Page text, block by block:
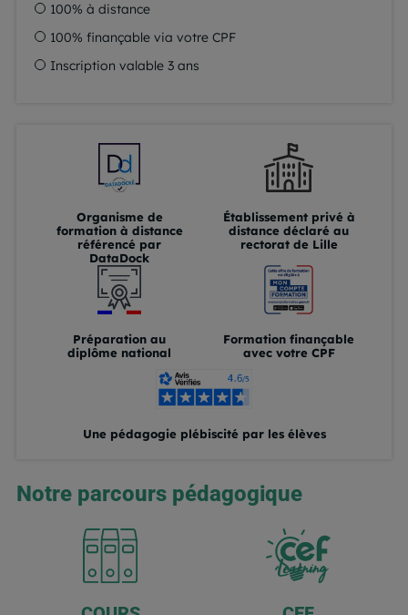
100% à distance
100% finançable via votre CPF
Inscription valable 3 ans
Organisme de
formation à distance
référencé par
DataDock
Établissement privé à
distance déclaré au
rectorat de Lille
Préparation au
diplôme national
Formation finançable
avec votre CPF
Une pédagogie plébiscité par les élèves
Notre parcours pédagogique